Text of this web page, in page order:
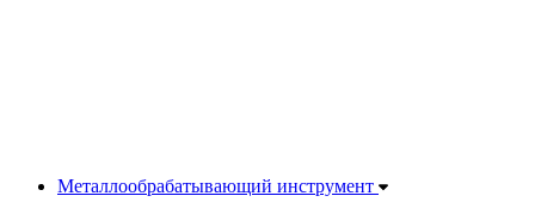
Металлообрабатывающий инструмент